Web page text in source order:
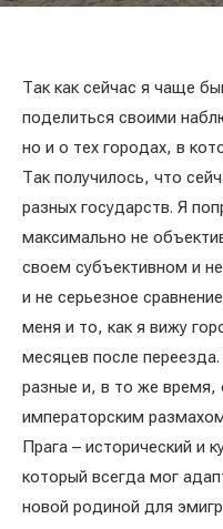
Так как сейчас я чаще
поделиться своими
но и о тех городах, в
Так получилось, что
разных государств. Я
максимально не
своем субъективном и
и не серьезное
меня и то, как я вижу
месяцев после
разные и, в то же время,
императорским
Прага – исторический и
который всегда мог
новой родиной для